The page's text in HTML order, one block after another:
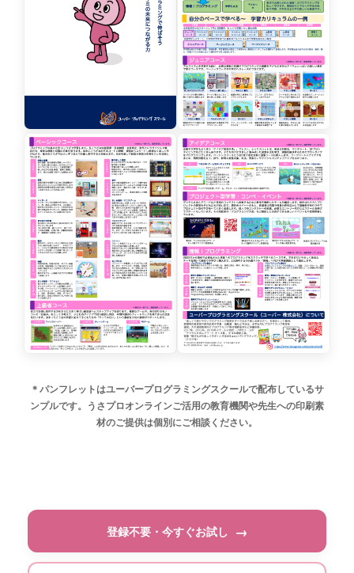
＊パンフレットはユーバープログラミングスクールで配布しているサ
ンプルです。うさプロオンラインご活用の教育機関や先生への印刷素
材のご提供は個別にご相談ください。
登録不要・今すぐお試し